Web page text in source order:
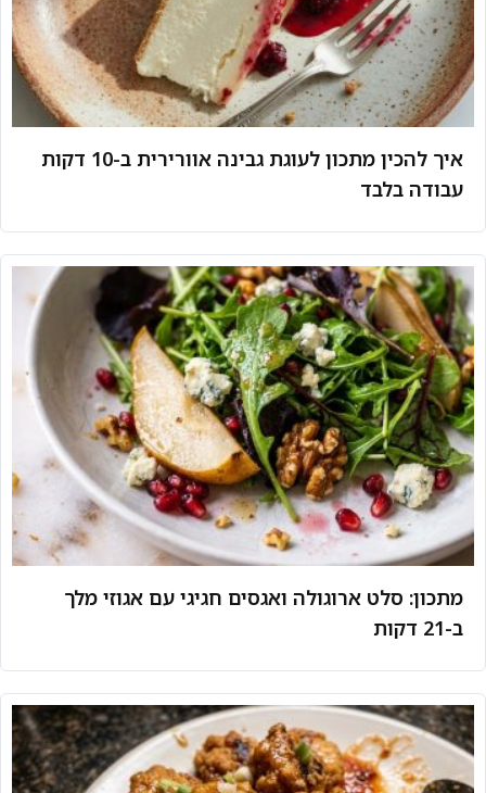
איך להכין מתכון לעוגת גבינה אוורירית ב-10 דקות
עבודה בלבד
מתכון: סלט ארוגולה ואגסים חגיגי עם אגוזי מלך
ב-21 דקות